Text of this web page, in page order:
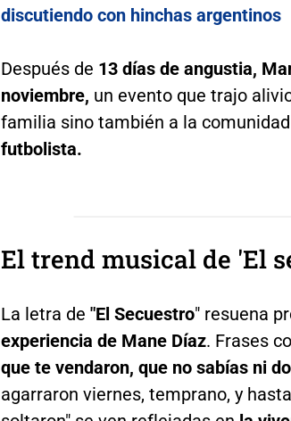
discutiendo con hinchas argentinos
Después de 13 días de angustia,
noviembre, un evento que trajo
familia sino también a la
futbolista.
El trend musical de 'El
La letra de "El Secuestro" resuena
experiencia de Mane Díaz. Frases
que te vendaron, que no sabías ni
agarraron viernes, temprano, y